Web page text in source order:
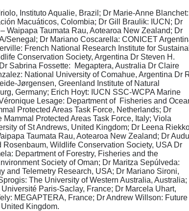
Instituto Aqualie, Brazil; Dr Marie-Anne Blanchet:
Macuáticos, Colombia; Dr Gill Braulik: IUCN; Dr
Waipapa Taumata Rau, Aotearoa New Zealand; Dr
Senegal; Dr Mariano Coscarella: CONICET
French National Research Institute for
Conservation Society, Argentina Dr Steven H.
Sabrina Fossette: Megaptera, Australia Dr Claire
National University of Comahue, Argentina Dr
Jørgensen, Greenland Institute of Natural
Germany; Erich Hoyt: IUCN SSC-WCPA Marine
Lesage: Department of Fisheries and
Protected Areas Task Force, Netherlands; Dr
Protected Areas Task Force, Italy; Viola
of St Andrews, United Kingdom; Dr Leena
Taumata Rau, Aotearoa New Zealand; Dr
Wildlife Conservation Society, USA Dr
Department of Forestry, Fisheries and the
Society of Oman; Dr Maritza Sepúlveda:
and Telemetry Research, USA; Dr Mariano Sironi,
The University of Western Australia, Australia;
Paris-Saclay, France; Dr Marcela Uhart,
MEGAPTERA, France; Dr Andrew Willson: Future
Kingdom.